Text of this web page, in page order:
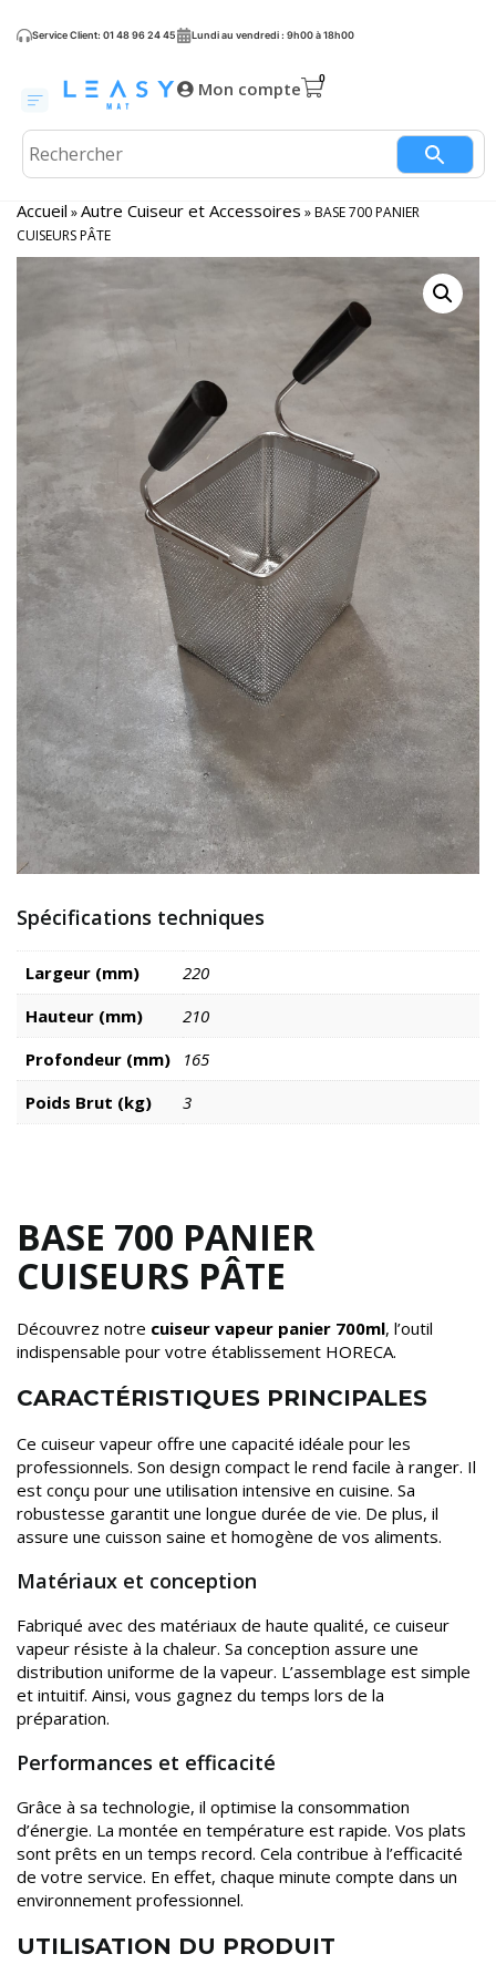
Service Client: 01 48 96 24 45 Lundi au vendredi : 9h00 à 18h00
Mon compte
Accueil »Autre Cuiseur et Accessoires »BASE 700 PANIER
CUISEURS PÂTE
Spécifications techniques
Largeur (mm)
220
Hauteur (mm)
210
Profondeur (mm)
165
Poids Brut (kg)
3
BASE 700 PANIER
CUISEURS PÂTE
Découvrez notre cuiseur vapeur panier 700ml, l’outil
indispensable pour votre établissement HORECA.
CARACTÉRISTIQUES PRINCIPALES
Ce cuiseur vapeur offre une capacité idéale pour les
professionnels. Son design compact le rend facile à ranger. Il
est conçu pour une utilisation intensive en cuisine. Sa
robustesse garantit une longue durée de vie. De plus, il
assure une cuisson saine et homogène de vos aliments.
Matériaux et conception
Fabriqué avec des matériaux de haute qualité, ce cuiseur
vapeur résiste à la chaleur. Sa conception assure une
distribution uniforme de la vapeur. L’assemblage est simple
et intuitif. Ainsi, vous gagnez du temps lors de la
préparation.
Performances et efficacité
Grâce à sa technologie, il optimise la consommation
d’énergie. La montée en température est rapide. Vos plats
sont prêts en un temps record. Cela contribue à l’efficacité
de votre service. En effet, chaque minute compte dans un
environnement professionnel.
UTILISATION DU PRODUIT